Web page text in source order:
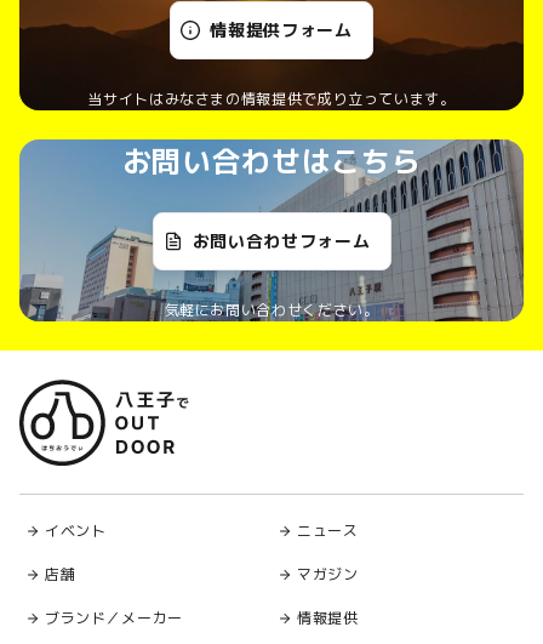
情報提供フォーム
当サイトはみなさまの情報提供で成り立っています。
お問い合わせはこちら
お問い合わせフォーム
気軽にお問い合わせください。
イベント
店舗
ブランド／メーカー
ニュース
マガジン
情報提供